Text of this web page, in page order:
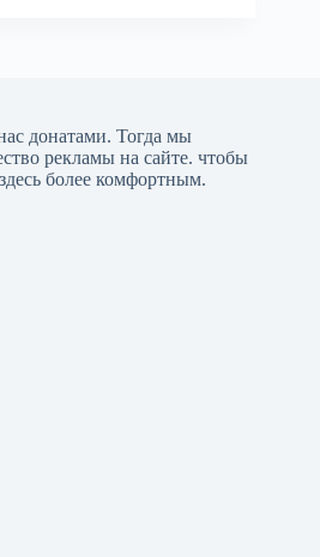
донатами. Тогда мы
рекламы на сайте. чтобы
более комфортным.